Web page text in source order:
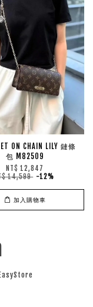
ON CHAIN LILY 鏈條
包 M82509
NT$ 12,847
14,599 -12%
加入購物車
EasyStore